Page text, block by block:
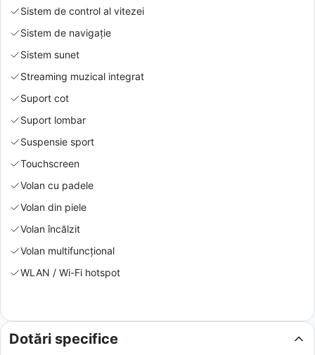
Sistem de control al vitezei
Sistem de navigație
Sistem sunet
Streaming muzical integrat
Suport cot
Suport lombar
Suspensie sport
Touchscreen
Volan cu padele
Volan din piele
Volan încălzit
Volan multifuncțional
WLAN / Wi-Fi hotspot
Dotări specifice